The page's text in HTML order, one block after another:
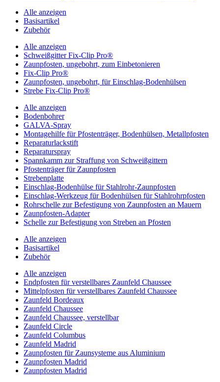
Alle anzeigen
Basisartikel
Zubehör
Alle anzeigen
Schweißgitter Fix-Clip Pro®
Zaunpfosten, ungebohrt, zum Einbetonieren
Fix-Clip Pro®
Zaunpfosten, ungebohrt, für Einschlag-Bodenhülsen
Strebe Fix-Clip Pro®
Alle anzeigen
Bodenbohrer
GALVA-Spray
Montagehilfe für Pfostenträger, Bodenhülsen, Metallpfosten
Reparaturlackstift
Reparaturspray
Spannkamm zur Straffung von Schweißgittern
Pfostenträger für Zaunpfosten
Strebenplatte
Einschlag-Bodenhülse für Stahlrohr-Zaunpfosten
Einschlag-Werkzeug für Bodenhülsen für Stahlrohrpfosten
Rohrschelle zur Befestigung von Zaunpfosten an Mauern
Zaunpfosten-Adapter
Schelle zur Befestigung von Streben an Pfosten
Alle anzeigen
Basisartikel
Zubehör
Alle anzeigen
Endpfosten für verstellbares Zaunfeld Chaussee
Mittelpfosten für verstellbares Zaunfeld Chaussee
Zaunfeld Bordeaux
Zaunfeld Chaussee
Zaunfeld Chaussee, verstellbar
Zaunfeld Circle
Zaunfeld Columbus
Zaunfeld Madrid
Zaunpfosten für Zaunsysteme aus Aluminium
Zaunpfosten Madrid
Zaunpfosten Madrid